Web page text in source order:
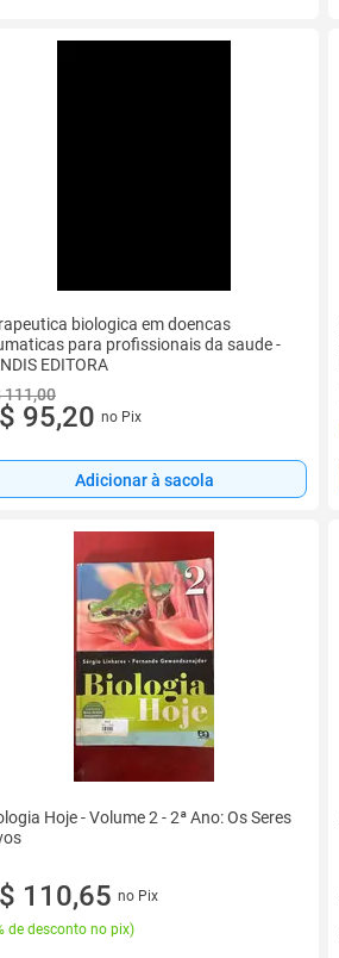
biologica em doencas
para profissionais da saude -
EDITORA
111,00
95,20 no Pix
Adicionar à sacola
Hoje - Volume 2 - 2ª Ano: Os Seres
110,65 no Pix
de desconto no pix)